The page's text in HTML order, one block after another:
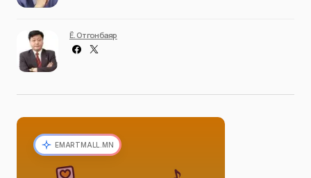
Ё. Отгонбаяр
EMARTMALL.MN